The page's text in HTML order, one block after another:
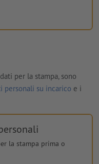
per la stampa, sono
personali su incarico e i
la stampa prima o